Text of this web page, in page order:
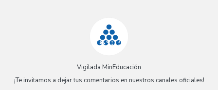
Vigilada MinEducación
¡Te invitamos a dejar tus comentarios en nuestros canales oficiales!